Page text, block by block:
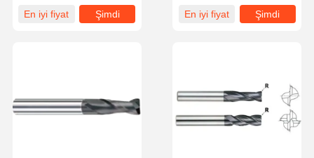
En iyi fiyat
Şimdi
En iyi fiyat
Şimdi